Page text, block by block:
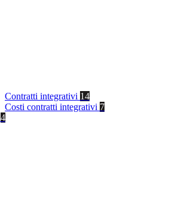
Contratti integrativi 14
Costi contratti integrativi 7
4